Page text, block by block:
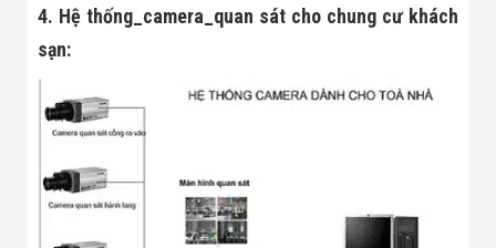
4. Hệ thống_camera_quan sát cho chung cư khách
sạn: